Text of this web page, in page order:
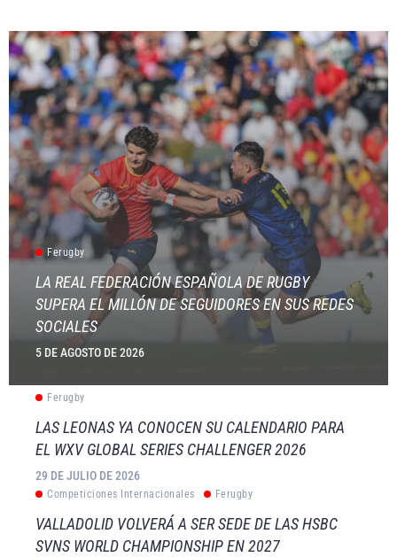
Ferugby
LA REAL FEDERACIÓN ESPAÑOLA DE RUGBY
SUPERA EL MILLÓN DE SEGUIDORES EN SUS REDES
SOCIALES
5 DE AGOSTO DE 2026
Ferugby
LAS LEONAS YA CONOCEN SU CALENDARIO PARA
EL WXV GLOBAL SERIES CHALLENGER 2026
29 DE JULIO DE 2026
Competiciones Internacionales Ferugby
VALLADOLID VOLVERÁ A SER SEDE DE LAS HSBC
SVNS WORLD CHAMPIONSHIP EN 2027